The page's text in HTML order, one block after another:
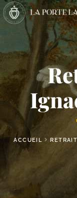
ACCUEIL